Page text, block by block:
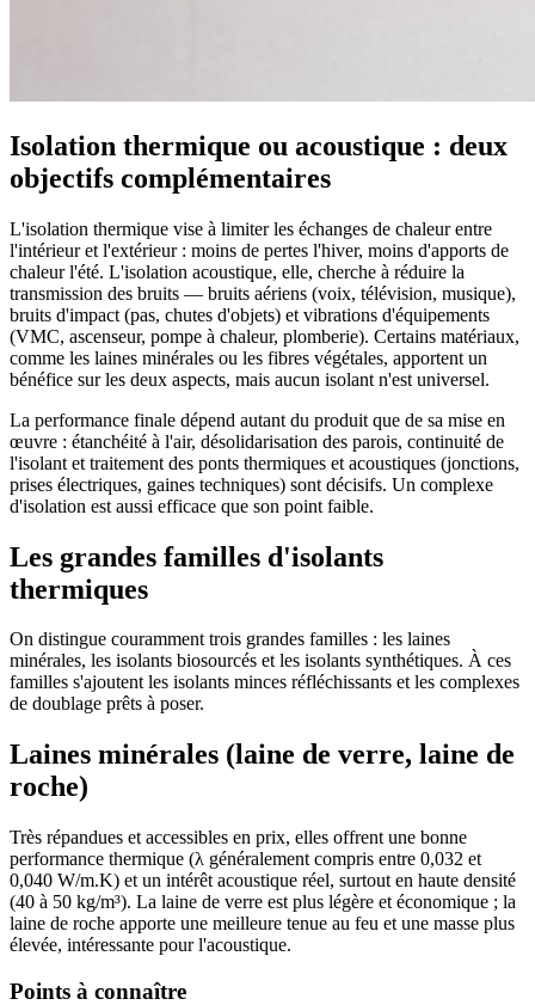
Isolation thermique ou acoustique : deux
objectifs complémentaires
L'isolation thermique vise à limiter les échanges de chaleur entre
l'intérieur et l'extérieur : moins de pertes l'hiver, moins d'apports de
chaleur l'été. L'isolation acoustique, elle, cherche à réduire la
transmission des bruits — bruits aériens (voix, télévision, musique),
bruits d'impact (pas, chutes d'objets) et vibrations d'équipements
(VMC, ascenseur, pompe à chaleur, plomberie). Certains matériaux,
comme les laines minérales ou les fibres végétales, apportent un
bénéfice sur les deux aspects, mais aucun isolant n'est universel.
La performance finale dépend autant du produit que de sa mise en
œuvre : étanchéité à l'air, désolidarisation des parois, continuité de
l'isolant et traitement des ponts thermiques et acoustiques (jonctions,
prises électriques, gaines techniques) sont décisifs. Un complexe
d'isolation est aussi efficace que son point faible.
Les grandes familles d'isolants
thermiques
On distingue couramment trois grandes familles : les laines
minérales, les isolants biosourcés et les isolants synthétiques. À ces
familles s'ajoutent les isolants minces réfléchissants et les complexes
de doublage prêts à poser.
Laines minérales (laine de verre, laine de
roche)
Très répandues et accessibles en prix, elles offrent une bonne
performance thermique (λ généralement compris entre 0,032 et
0,040 W/m.K) et un intérêt acoustique réel, surtout en haute densité
(40 à 50 kg/m³). La laine de verre est plus légère et économique ; la
laine de roche apporte une meilleure tenue au feu et une masse plus
élevée, intéressante pour l'acoustique.
Points à connaître